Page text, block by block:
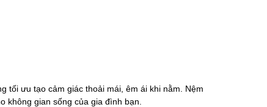
tối ưu tạo cảm giác thoải mái, êm ái khi nằm. Nệm
không gian sống của gia đình bạn.